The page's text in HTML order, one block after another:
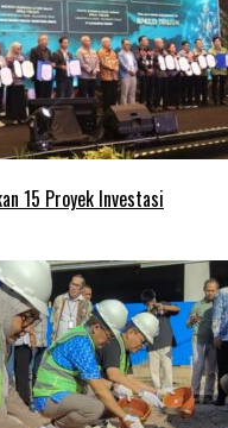
15 Proyek Investasi